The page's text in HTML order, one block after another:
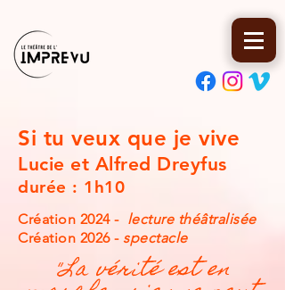
Si tu veux que je vive
Lucie et Alfred Dreyfus
durée : 1h10
Création 2024- lecture théâtralisée
Création 2026-spectacle
"La vérité est en